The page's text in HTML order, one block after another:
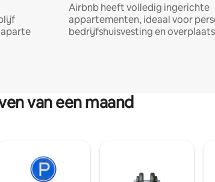
Airbnb heeft volledig ingerichte
appartementen, ideaal voor
bedrijfshuisvesting en
van een maand